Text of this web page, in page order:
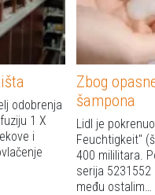
odobrenja
1 X
i
Zbog
šampona
Lidl je
Feuchtigkeit"
400 mililitara.
serija 5231552
među ostalim…